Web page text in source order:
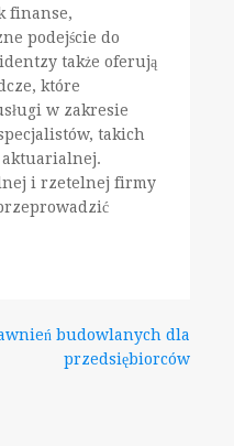
finanse,
podejście do
także oferują
które
w zakresie
takich
aktuarialnej.
i rzetelnej firmy
budowlanych dla
przedsiębiorców